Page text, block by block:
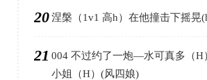
20涅槃（1v1 高h）在他撞击下摇晃
21 004 不过约了一炮—水可真多（H
小姐（H）(风四娘)